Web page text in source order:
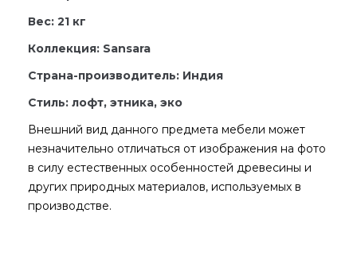
Вес: 21 кг
Коллекция: Sansara
Страна-производитель: Индия
Стиль: лофт, этника, эко
Внешний вид данного предмета мебели может
незначительно отличаться от изображения на фото
в силу естественных особенностей древесины и
других природных материалов, используемых в
производстве.